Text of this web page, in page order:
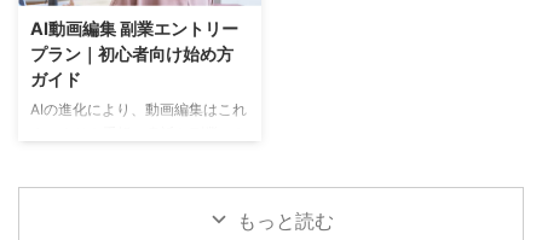
をテーマに、具体的な方法や実践
のコツをわかりやすく解説しま
す。結論から言えば、正しくプロ
ンプトを設計し、活用のポイント
を押さえれば、初心者でも収益化
AI動画編集 副業エントリー
プラン｜初心者向け始め方
ガイド
AIの進化により、動画編集はこれ
しれませんが、現在ではAIツールもっと読む